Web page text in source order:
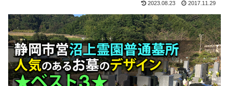
2023.08.23 2017.11.29